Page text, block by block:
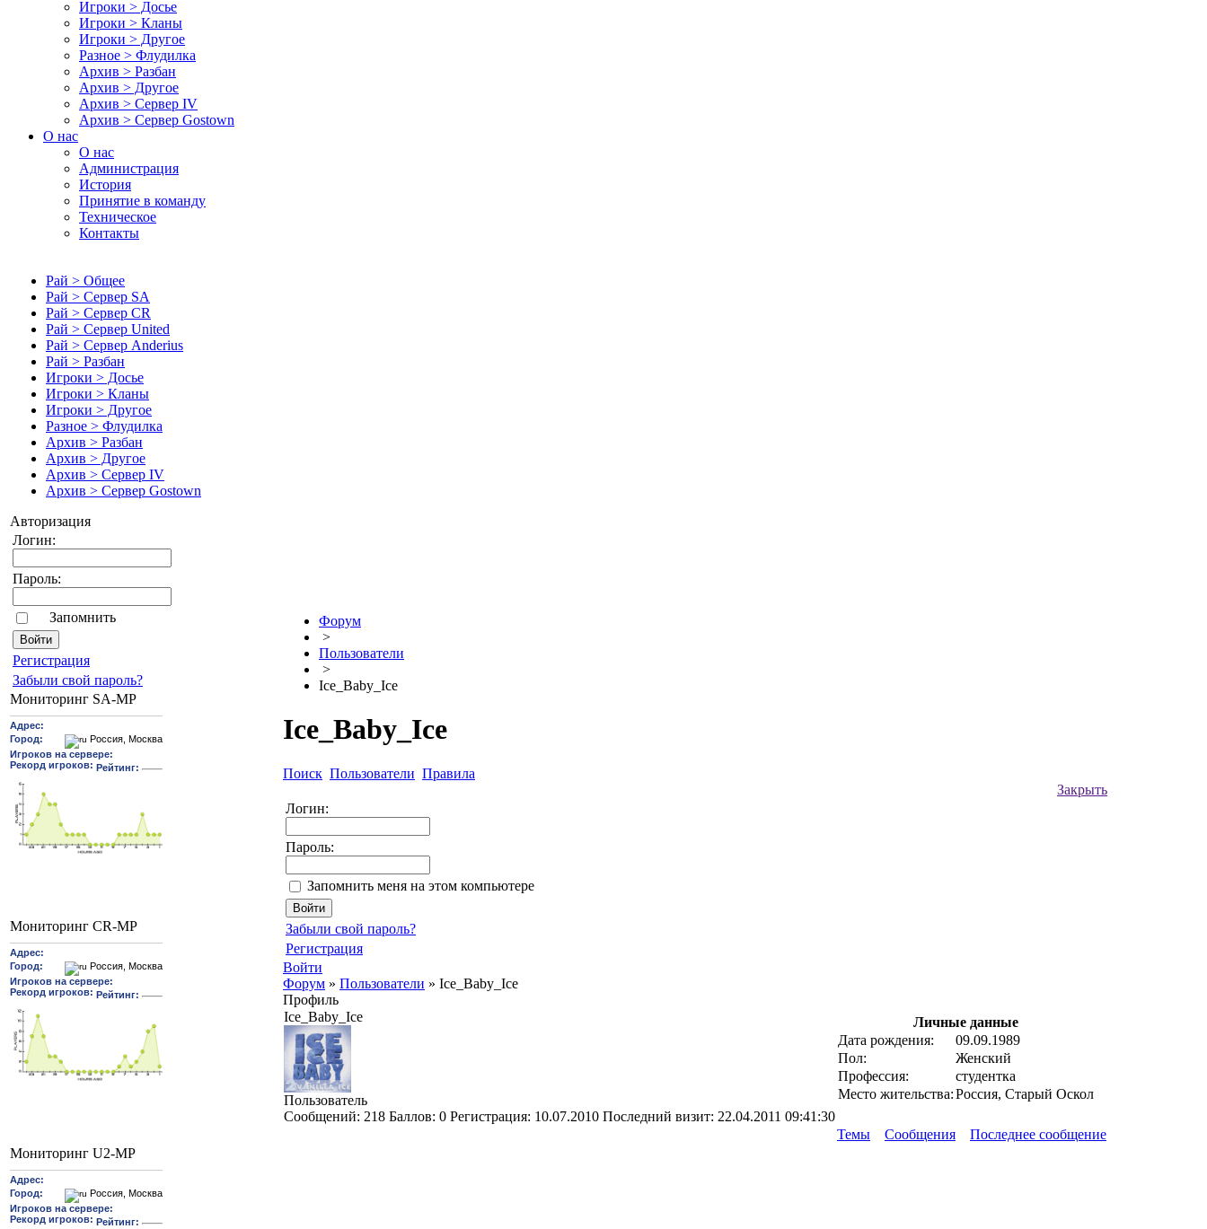
Игроки > Досье
Игроки > Кланы
Игроки > Другое
Разное > Флудилка
Архив > Разбан
Архив > Другое
Архив > Сервер IV
Архив > Сервер Gostown
О нас
О нас
Администрация
История
Принятие в команду
Техническое
Контакты
Рай > Общее
Рай > Сервер SA
Рай > Сервер CR
Рай > Сервер United
Рай > Сервер Anderius
Рай > Разбан
Игроки > Досье
Игроки > Кланы
Игроки > Другое
Разное > Флудилка
Архив > Разбан
Архив > Другое
Архив > Сервер IV
Архив > Сервер Gostown
Авторизация
Логин:
Пароль:
Запомнить
Pегиcтрaция
Забыли свой пароль?
Мониторинг SA-MP
Мониторинг CR-MP
Мониторинг U2-MP
Форум
>
Пользователи
>
Ice_Baby_Ice
Ice_Baby_Ice
Поиск Пользователи Правила
Закрыть
Логин:
Пароль:
Запомнить меня на этом компьютере
Забыли свой пароль?
Регистрация
Войти
Форум » Пользователи » Ice_Baby_Ice
Профиль
Ice_Baby_Ice
Пользователь
Cообщений: 218 Баллов: 0 Регистрация: 10.07.2010 Последний визит: 22.04.2011 09:41:30
Личные данные
Дата рождения:
09.09.1989
Пол:
Женский
Профессия:
студентка
Место жительства:Россия, Старый Оскол
Темы Сообщения Последнее сообщение